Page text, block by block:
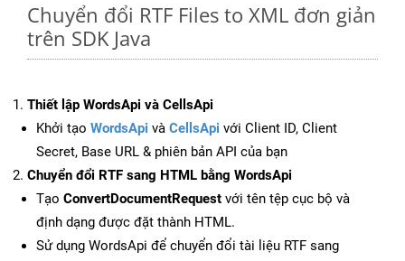
Chuyển đổi RTF Files to XML đơn giản
trên SDK Java
Thiết lập WordsApi và CellsApi
Khởi tạo WordsApi và CellsApi với Client ID, Client
Secret, Base URL & phiên bản API của bạn
Chuyển đổi RTF sang HTML bằng WordsApi
Tạo ConvertDocumentRequest với tên tệp cục bộ và
định dạng được đặt thành HTML.
Sử dụng WordsApi để chuyển đổi tài liệu RTF sang